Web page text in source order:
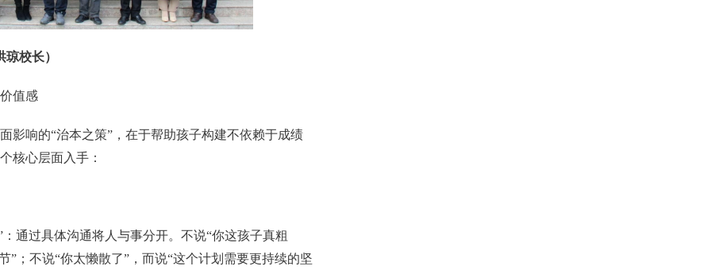
校长）
值感
影响的“治本之策”，在于帮助孩子构建不依赖于成绩
核心层面入手：
：通过具体沟通将人与事分开。不说“你这孩子真粗
”；不说“你太懒散了”，而说“这个计划需要更持续的坚